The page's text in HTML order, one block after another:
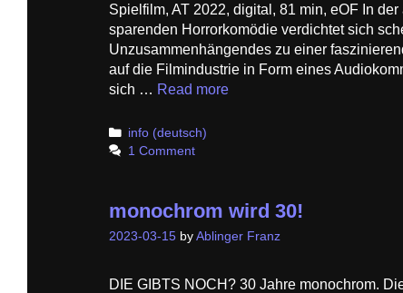
Spielfilm, AT 2022, digital, 81 min, eOF In
sparenden Horrorkomödie verdichtet sich
Unzusammenhängendes zu einer
auf die Filmindustrie in Form eines
sich … Read more
Categories
info (deutsch)
1 Comment
monochrom wird 30!
2023-03-15 by Ablinger Franz
DIE GIBTS NOCH? 30 Jahre monochrom.